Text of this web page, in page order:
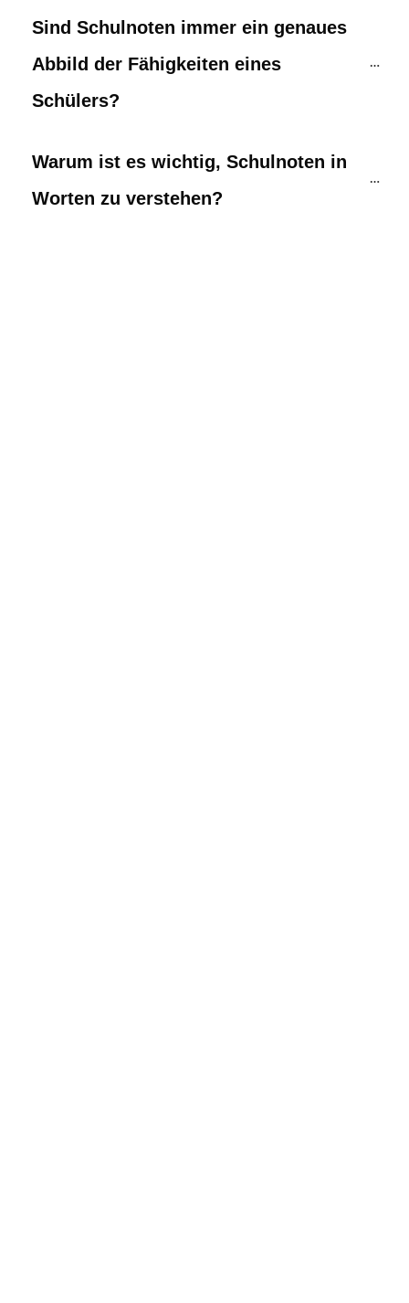
Sind Schulnoten immer ein genaues
Abbild der Fähigkeiten eines
Schülers?
Warum ist es wichtig, Schulnoten in
Worten zu verstehen?